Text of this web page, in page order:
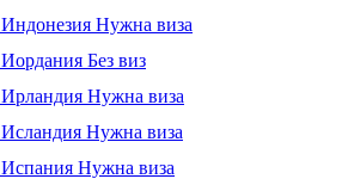
Индонезия Нужна виза
Иордания Без виз
Ирландия Нужна виза
Исландия Нужна виза
Испания Нужна виза